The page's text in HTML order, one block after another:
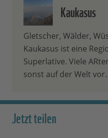
Kaukasus
Gletscher, Wälder,
Kaukasus ist eine
Superlative. Viele
sonst auf der Welt vor.
Jetzt teilen